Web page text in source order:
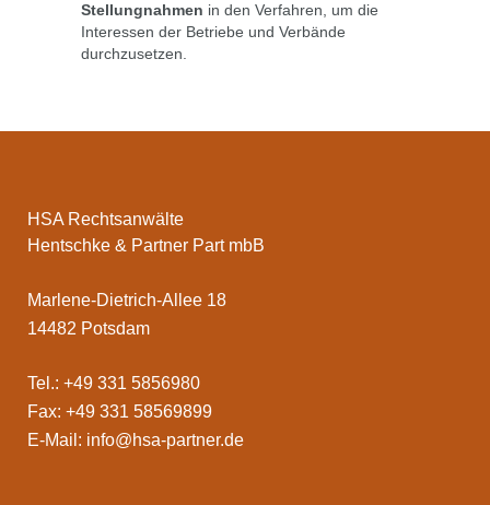
Stellungnahmen in den Verfahren, um die
Interessen der Betriebe und Verbände
durchzusetzen.
HSA Rechtsanwälte
Hentschke & Partner Part mbB
Marlene-Dietrich-Allee 18
14482 Potsdam
Tel.: +49 331 5856980
Fax: +49 331 58569899
E-Mail: info@hsa-partner.de